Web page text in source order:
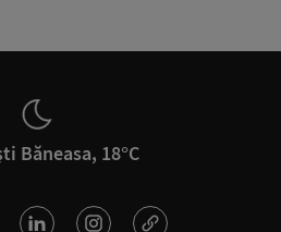
Băneasa, 18°C